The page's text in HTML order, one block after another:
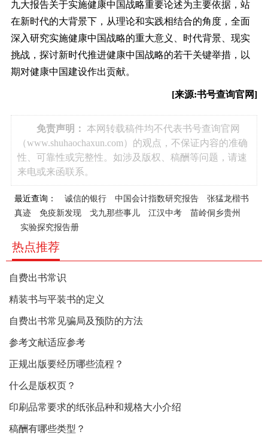
九大报告关于实施健康中国战略重要论述为主要依据，站
在新时代的大背景下，从理论和实践相结合的角度，全面
深入研究实施健康中国战略的重大意义、时代背景、现实
挑战，探讨新时代推进健康中国战略的若干关键举措，以
期对健康中国建设作出贡献。
[来源:书号查询官网]
免责声明： 本网转载稿件均不代表书号查询官网
（www.shuhaochaxun.com）的观点，不保证内容的准确
性、可靠性或完整性。如涉及版权、稿酬等问题，请速
来电或来函联系。
最近查询： 诚信的银行 中国会计指数研究报告
张猛龙楷书
真迹
免疫新发现 戈九那些事儿 江汉中考
苗岭侗乡贵州
实验探究报告册
热点推荐
自费出书常识
精装书与平装书的定义
自费出书常见骗局及预防的方法
参考文献适应参考
正规出版要经历哪些流程？
什么是版权页？
印刷品常要求的纸张品种和规格大小介绍
稿酬有哪些类型？